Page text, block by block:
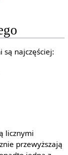
są najczęściej:
licznymi
przewyższają